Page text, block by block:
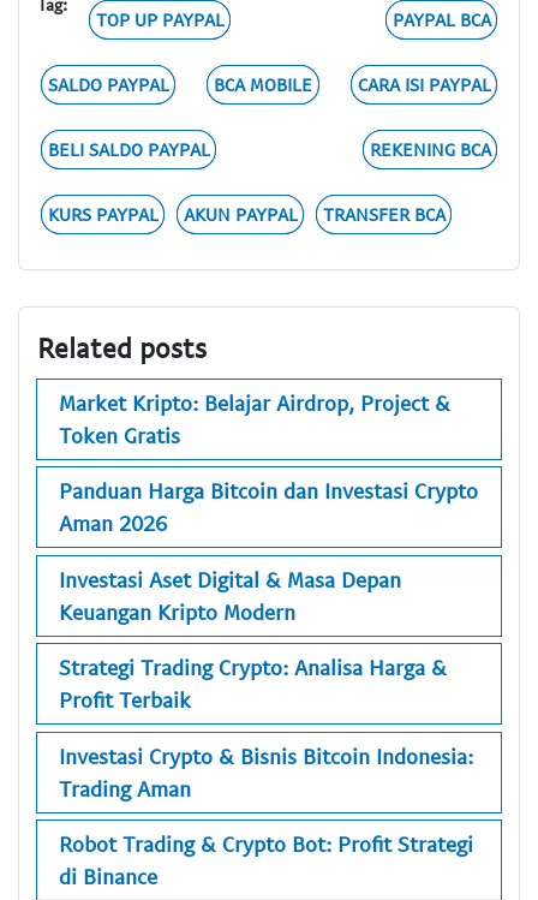
Tag:
TOP UP PAYPAL PAYPAL BCA
SALDO PAYPAL BCA MOBILE CARA ISI PAYPAL
BELI SALDO PAYPAL REKENING BCA
KURS PAYPAL AKUN PAYPAL TRANSFER BCA
Related posts
Market Kripto: Belajar Airdrop, Project &
Token Gratis
Panduan Harga Bitcoin dan Investasi Crypto
Aman 2026
Investasi Aset Digital & Masa Depan
Keuangan Kripto Modern
Strategi Trading Crypto: Analisa Harga &
Profit Terbaik
Investasi Crypto & Bisnis Bitcoin Indonesia:
Trading Aman
Robot Trading & Crypto Bot: Profit Strategi
di Binance